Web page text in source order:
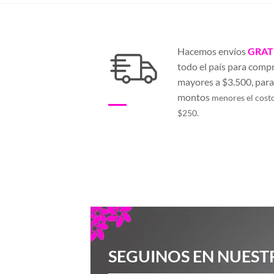
Hacemos envíos
todo el país para
mayores a $3.500, para
montos menores el
$250.
SEGUINOS EN